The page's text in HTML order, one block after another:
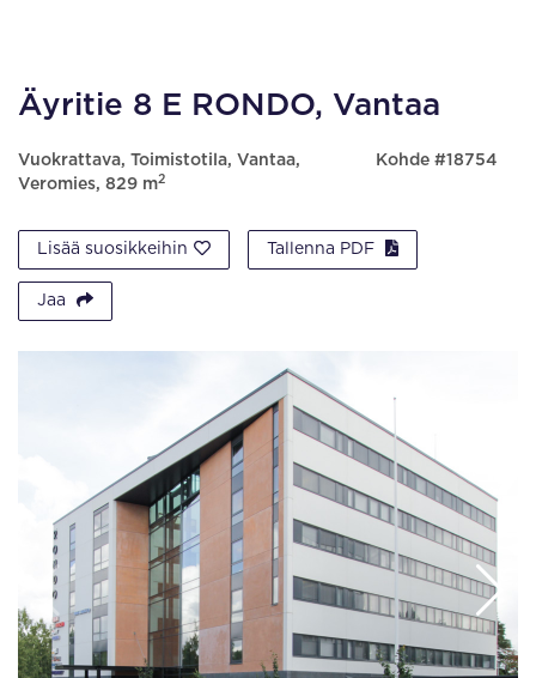
Äyritie 8 E RONDO, Vantaa
Vuokrattava, Toimistotila, Vantaa,
Veromies, 829 m2
Kohde #18754
Lisää suosikkeihin Tallenna PDF
Jaa